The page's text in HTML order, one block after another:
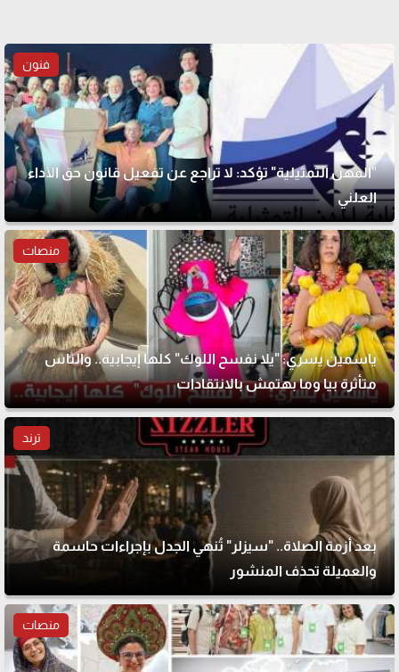
فنون
"المهن التمثيلية" تؤكد: لا تراجع عن تفعيل قانون حق الأداء
العلني
منصات
ياسمين يسري: "يلا نفسح اللوك" كلها إيجابية.. والناس
متأثرة بيا وما بهتمش بالانتقادات
ترند
بعد أزمة الصلاة.. "سيزلر" تُنهي الجدل بإجراءات حاسمة
والعميلة تحذف المنشور
منصات